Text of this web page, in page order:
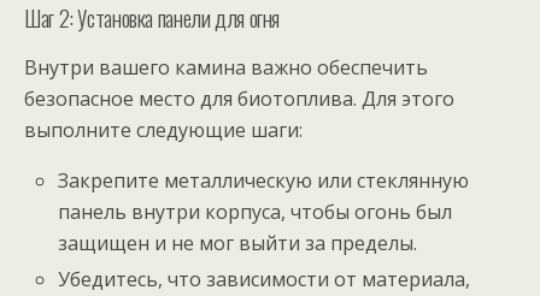
Шаг 2: Установка панели для огня
Внутри вашего камина важно обеспечить
безопасное место для биотоплива. Для этого
выполните следующие шаги:
Закрепите металлическую или стеклянную
панель внутри корпуса, чтобы огонь был
защищен и не мог выйти за пределы.
Убедитесь, что зависимости от материала,